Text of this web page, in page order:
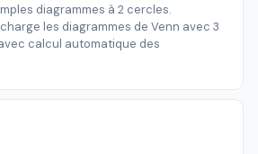
diagrammes à 2 cercles.
les diagrammes de Venn avec 3
calcul automatique des